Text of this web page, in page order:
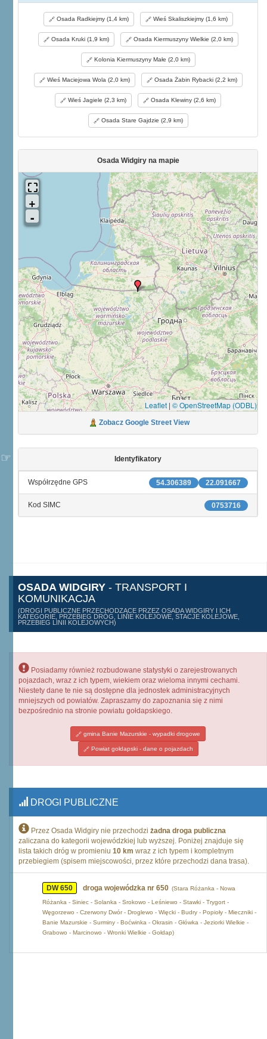
Osada Radkiejmy (1,4 km) Wieś Skaliszkiejmy (1,6 km)
Osada Kruki (1,9 km) Osada Kiermuszyny Wielkie (2,0 km)
Kolonia Kiermuszyny Małe (2,0 km)
Wieś Maciejowa Wola (2,0 km) Osada Żabin Rybacki (2,2 km)
Wieś Jagiele (2,3 km) Osada Klewiny (2,6 km)
Osada Stare Gajdzie (2,9 km)
Osada Widgiry na mapie
Leaflet | © OpenStreetMap (ODBL)
Zobacz Google Street View
Identyfikatory
22.091667
54.306389
Współrzędne GPS
0753716
Kod SIMC
OSADA WIDGIRY - TRANSPORT I
KOMUNIKACJA
(DROGI PUBLICZNE PRZECHODZĄCE PRZEZ OSADA WIDGIRY I ICH
KATEGORIE, PRZEBIEG DRÓG, LINIE KOLEJOWE, STACJE KOLEJOWE,
PRZEBIEG LINII KOLEJOWYCH)
Posiadamy również rozbudowane statystyki o zarejestrowanych
pojazdach, wraz z ich typem, wiekiem oraz wieloma innymi cechami.
Niestety dane te nie są dostępne dla jednostek administracyjnych
mniejszych od powiatów. Zapraszamy do zapoznania się z nimi
bezpośrednio na stronie powiatu gołdapskiego.
gmina Banie Mazurskie - wypadki drogowe
Powiat gołdapski - dane o pojazdach
DROGI PUBLICZNE
Przez Osada Widgiry nie przechodzi żadna droga publiczna
zaliczana do kategorii wojewódzkiej lub wyższej. Poniżej znajduje się
lista takich dróg w promieniu 10 km wraz z ich typem i kompletnym
przebiegiem (spisem miejscowości, przez które przechodzi dana trasa).
DW 650 droga wojewódzka nr 650 (Stara Różanka - Nowa
Różanka - Siniec - Solanka - Srokowo - Leśniewo - Stawki - Trygort -
Węgorzewo - Czerwony Dwór - Droglewo - Więcki - Budry - Popioły - Mieczniki -
Banie Mazurskie - Surminy - Boćwinka - Okrasin - Główka - Jeziorki Wielkie -
Grabowo - Marcinowo - Wronki Wielkie - Gołdap)